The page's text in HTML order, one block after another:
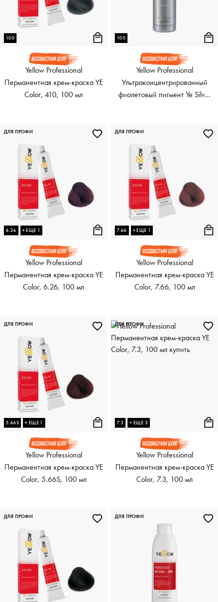
100
Yellow Professional
Перманентная крем-краска YE
Color, 410, 100 мл
100
Yellow Professional
Ультраконцентрированный
фиолетовый пигмент Ye Silver
6.26 + ЕЩЕ 1
Yellow Professional
Перманентная крем-краска YE
Color, 6.26, 100 мл
ДЛЯ ПРОФИ
7.66 + ЕЩЕ 1
Yellow Professional
Перманентная крем-краска YE
Color, 7.66, 100 мл
ДЛЯ ПРОФИ
5.66S + ЕЩЕ 1
Yellow Professional
Перманентная крем-краска YE
Color, 5.66S, 100 мл
ДЛЯ ПРОФИ
7.3 + ЕЩЕ 3
Yellow Professional
Перманентная крем-краска YE
Color, 7.3, 100 мл
ДЛЯ ПРОФИ
ДЛЯ ПРОФИ ДЛЯ ПРОФИ